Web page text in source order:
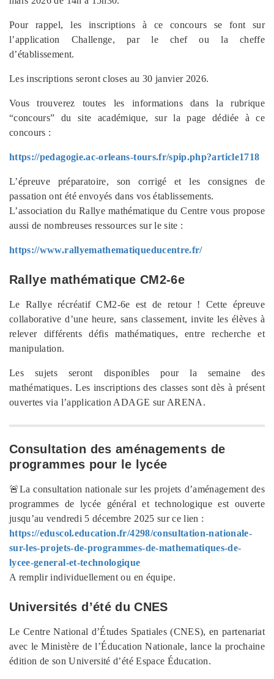
Pour rappel, les inscriptions à ce concours se font sur
l’application Challenge, par le chef ou la cheffe
d’établissement.
Les inscriptions seront closes au 30 janvier 2026.
Vous trouverez toutes les informations dans la rubrique
“concours” du site académique, sur la page dédiée à ce
concours :
https://pedagogie.ac-orleans-tours.fr/spip.php?article1718
L’épreuve préparatoire, son corrigé et les consignes de
passation ont été envoyés dans vos établissements.
L’association du Rallye mathématique du Centre vous propose
aussi de nombreuses ressources sur le site :
https://www.rallyemathematiqueducentre.fr/
Rallye mathématique CM2-6e
Le Rallye récréatif CM2-6e est de retour ! Cette épreuve
collaborative d’une heure, sans classement, invite les élèves à
relever différents défis mathématiques, entre recherche et
manipulation.
Les sujets seront disponibles pour la semaine des
mathématiques. Les inscriptions des classes sont dès à présent
ouvertes via l’application ADAGE sur ARENA.
Consultation des aménagements de
programmes pour le lycée
🚨La consultation nationale sur les projets d’aménagement des
programmes de lycée général et technologique est ouverte
jusqu’au vendredi 5 décembre 2025 sur ce lien :
https://eduscol.education.fr/4298/consultation-nationale-
sur-les-projets-de-programmes-de-mathematiques-de-
lycee-general-et-technologique
A remplir individuellement ou en équipe.
Universités d’été du CNES
Le Centre National d’Études Spatiales (CNES), en partenariat
avec le Ministère de l’Éducation Nationale, lance la prochaine
édition de son Université d’été Espace Éducation.